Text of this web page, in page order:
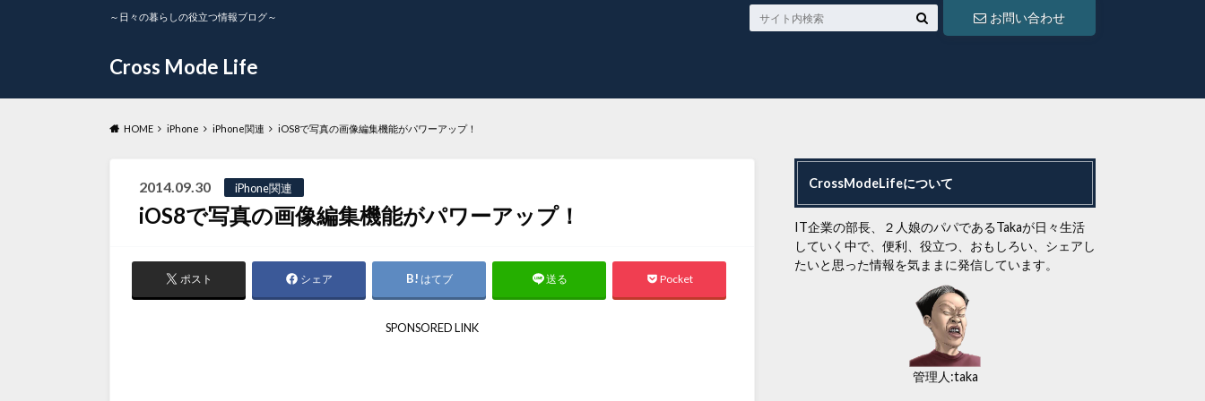
Cross Mode Life
～日々の暮らしの役立つ情報ブログ～ お問い合わせ
HOME iPhone iPhone関連 iOS8で写真の画像編集機能がパワーアップ！
2014.09.30 iPhone関連
iOS8で写真の画像編集機能がパワーアップ！
ポスト シェア はてブ 送る Pocket
SPONSORED LINK
CrossModeLifeについて
IT企業の部長、２人娘のパパであるTakaが日々生活
していく中で、便利、役立つ、おもしろい、シェアし
たいと思った情報を気ままに発信しています。
管理人:taka